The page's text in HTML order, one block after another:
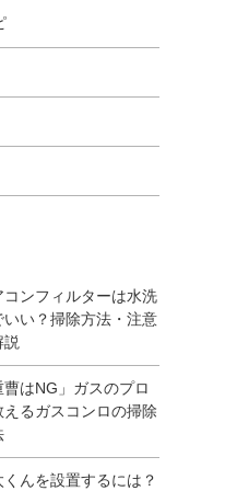
コンフィルターは水洗
いい？掃除方法・注意
説
曹はNG」ガスのプロ
えるガスコンロの掃除
くんを設置するには？